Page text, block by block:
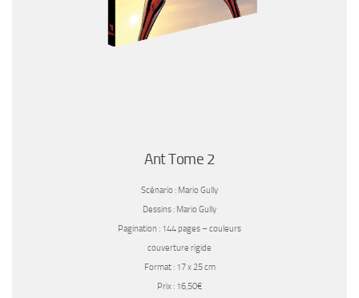
Ant Tome 2
Scénario : Mario Gully
Dessins : Mario Gully
Pagination : 144 pages – couleurs
couverture rigide
Format : 17 x 25 cm
Prix : 16,50€